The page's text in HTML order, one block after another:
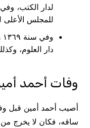
للمجلس الأعلى
دار العلوم،
وفات أحمد
أصيب أحمد أمين قبل
ساقه، فكان لا يخرج